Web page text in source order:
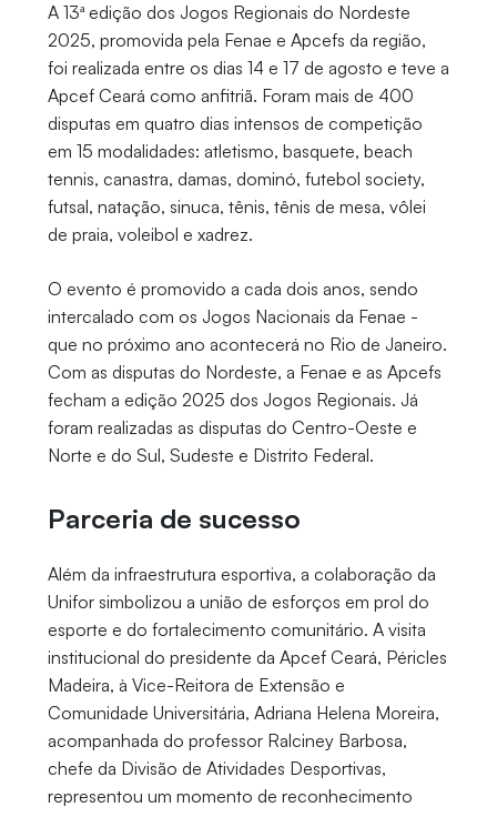
A 13ª edição dos Jogos Regionais do Nordeste
2025, promovida pela Fenae e Apcefs da região,
foi realizada entre os dias 14 e 17 de agosto e teve a
Apcef Ceará como anfitriã. Foram mais de 400
disputas em quatro dias intensos de competição
em 15 modalidades: atletismo, basquete, beach
tennis, canastra, damas, dominó, futebol society,
futsal, natação, sinuca, tênis, tênis de mesa, vôlei
de praia, voleibol e xadrez.
O evento é promovido a cada dois anos, sendo
intercalado com os Jogos Nacionais da Fenae -
que no próximo ano acontecerá no Rio de Janeiro.
Com as disputas do Nordeste, a Fenae e as Apcefs
fecham a edição 2025 dos Jogos Regionais. Já
foram realizadas as disputas do Centro-Oeste e
Norte e do Sul, Sudeste e Distrito Federal.
Parceria de sucesso
Além da infraestrutura esportiva, a colaboração da
Unifor simbolizou a união de esforços em prol do
esporte e do fortalecimento comunitário. A visita
institucional do presidente da Apcef Ceará, Péricles
Madeira, à Vice-Reitora de Extensão e
Comunidade Universitária, Adriana Helena Moreira,
acompanhada do professor Ralciney Barbosa,
chefe da Divisão de Atividades Desportivas,
representou um momento de reconhecimento